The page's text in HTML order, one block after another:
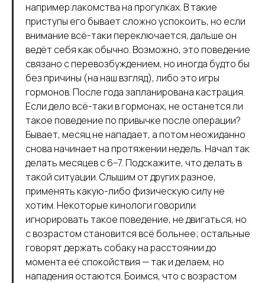
например лакомства на прогулках. В такие
приступы его бывает сложно успокоить, но если
внимание всё-таки переключается, дальше он
ведёт себя как обычно. Возможно, это поведение
связано с перевозбуждением, но иногда будто бы
без причины (на наш взгляд), либо это игры
гормонов. После года запланирована кастрация.
Если дело всё-таки в гормонах, не останется ли
такое поведение по привычке после операции?
Бывает, месяц не нападает, а потом неожиданно
снова начинает на протяжении недель. Начал так
делать месяцев с 6–7. Подскажите, что делать в
такой ситуации. Слышим от других разное,
применять какую-либо физическую силу не
хотим. Некоторые кинологи говорили
игнорировать такое поведение, не двигаться, но
с возрастом становится всё больнее; остальные
говорят держать собаку на расстоянии до
момента её спокойствия — так и делаем, но
нападения остаются. Боимся, что с возрастом